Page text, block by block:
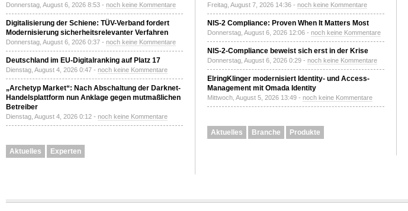
Donnerstag, August 6, 2026 8:53 - noch keine Kommentare
Digitalisierung der Schiene: TÜV-Verband fordert
Modernisierung sicherheitsrelevanter Verfahren
Donnerstag, August 6, 2026 0:37 - noch keine Kommentare
Deutschland im EU-Digitalranking auf Platz 17
Dienstag, August 4, 2026 0:47 - noch keine Kommentare
„Archetyp Market“: Nach Abschaltung der Darknet-
Handelsplattform nun Anklage gegen mutmaßlichen
Betreiber
Dienstag, August 4, 2026 0:12 - noch keine Kommentare
Aktuelles Experten
Freitag, August 7, 2026 14:36 - noch keine Kommentare
NIS-2 Compliance: Proven When It Matters Most
Donnerstag, August 6, 2026 12:06 - noch keine Kommentare
NIS-2-Compliance beweist sich erst in der Krise
Donnerstag, August 6, 2026 0:29 - noch keine Kommentare
ElringKlinger modernisiert Identity- und Access-
Management mit Omada Identity
Mittwoch, August 5, 2026 13:49 - noch keine Kommentare
Aktuelles Branche Produkte